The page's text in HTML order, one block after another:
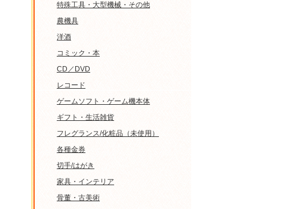
特殊工具・大型機械・その他
農機具
洋酒
コミック・本
CD／DVD
レコード
ゲームソフト・ゲーム機本体
ギフト・生活雑貨
フレグランス/化粧品（未使用）
各種金券
切手/はがき
家具・インテリア
骨董・古美術